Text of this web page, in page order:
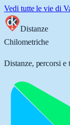
Vedi tutte le vie di
Distanze
Chilometriche
Distanze, percorsi